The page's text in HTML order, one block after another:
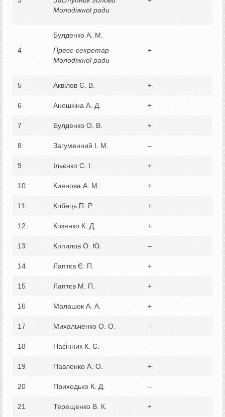
Молодіжної ради
4
Булденко А. М.
Пресс-секретар
Молодіжної ради
+
5 Аквілов Є. В. +
6 Аношкіна А. Д. +
7 Булденко О. В. +
8 Загуменний І. М. –
9 Ільєнко С. І. +
10 Киянова А. М. +
11 Кобець П. Р. +
12 Козянко К. Д. +
13 Копилов О. Ю. –
14 Лаптєв Є. П. +
15 Лаптєв М. П. +
16 Малашок А. А. +
17 Михальченко О. О. –
18 Насінник К. Є. –
19 Павленко А. О. +
20 Приходько К. Д. –
21 Терещенко В. К. +